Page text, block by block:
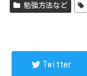
勉強方法など
Twitter